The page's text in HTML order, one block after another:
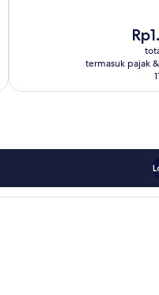
Harga
termasuk pajak